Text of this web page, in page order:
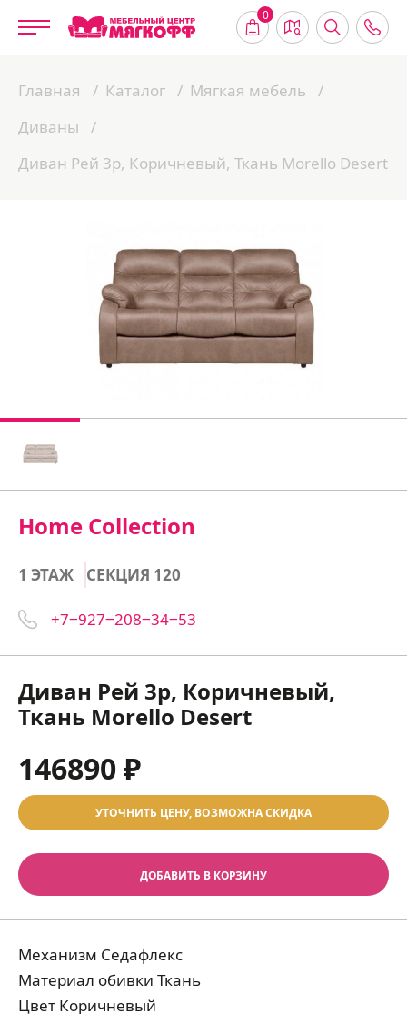
0
Главная Каталог
Мягкая мебель
Диваны
Диван Рей 3р, Коричневый, Ткань Morello Desert
Home Collection
1 ЭТАЖ СЕКЦИЯ 120
+7‒927‒208‒34‒53
Диван Рей 3р, Коричневый,
Ткань Morello Desert
146890 ₽
УТОЧНИТЬ ЦЕНУ, ВОЗМОЖНА СКИДКА
ДОБАВИТЬ В КОРЗИНУ
Механизм Седафлекс
Материал обивки Ткань
Цвет Коричневый